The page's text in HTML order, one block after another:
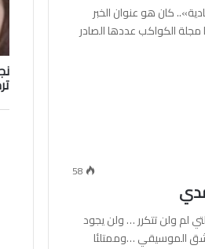
كان هو عنوان الخبر
الكواكب عددها الصادر
58
لم ولن تتكرر … ولن يجود
الموسيقي …وممتلئا